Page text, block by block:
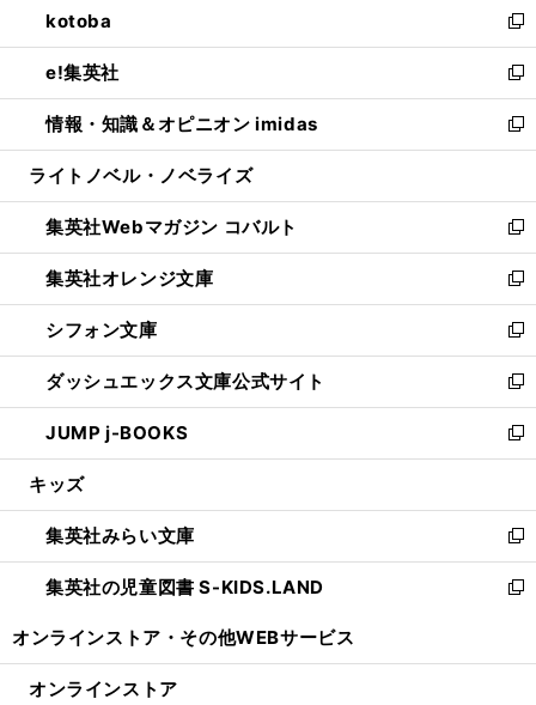
く
で
開
く
ド
ウ
で
開
く
ィ
ン
ド
ウ
で
開
い
ウ
ィ
ン
ド
ウ
開
く
kotoba
新
し
い
ウ
ィ
ン
ウ
で
開
く
e!集英社
新
し
い
ウ
ン
ド
ウ
で
開
く
情報・知識＆オピニオン imidas
新
し
ウ
ィ
ン
ド
ウ
で
開
く
ライトノベル・ノベライズ
集英社Webマガジン コバルト
新
し
い
ウ
ィ
ン
ド
ウ
で
開
集英社オレンジ文庫
新
し
い
ウ
ィ
ン
ド
ウ
開
く
シフォン文庫
新
し
い
ウ
ィ
ン
ウ
で
開
く
ダッシュエックス文庫公式サイト
新
し
い
ウ
ン
ド
ウ
で
JUMP j-BOOKS
新
し
ウ
ィ
ン
ド
開
キッズ
集英社みらい文庫
新
し
い
ン
集英社の児童図書 S-KIDS.LAND
新
ウ
オンラインストア・ その他WEBサービス
オンラインストア